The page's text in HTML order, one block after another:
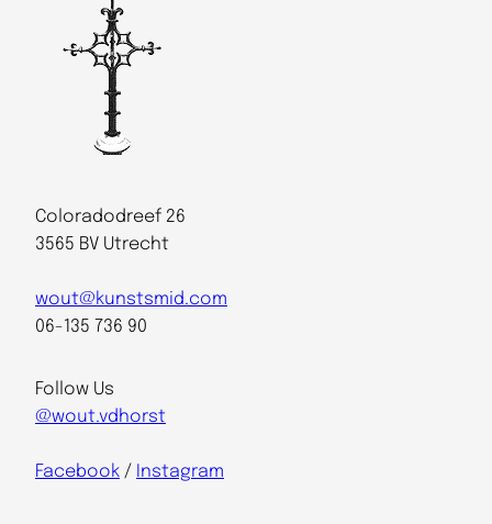
Coloradodreef 26
3565 BV Utrecht
wout@kunstsmid.com
06-135 736 90
Follow Us
@wout.vdhorst
Facebook / Instagram